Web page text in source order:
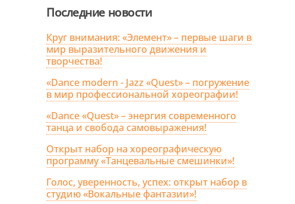
Последние новости
Круг внимания: «Элемент» – первые шаги в
мир выразительного движения и
творчества!
«Dance modern - Jazz «Quest» – погружение
в мир профессиональной хореографии!
«Dance «Quest» – энергия современного
танца и свобода самовыражения!
Открыт набор на хореографическую
программу «Танцевальные смешинки»!
Голос, уверенность, успех: открыт набор в
студию «Вокальные фантазии»!